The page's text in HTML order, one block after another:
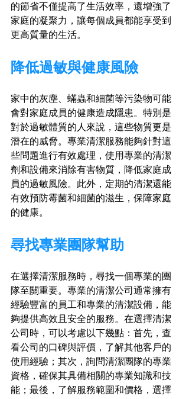
的節省不僅提高了生活效率，還增強了
家庭的凝聚力，讓每個成員都能享受到
更高質量的生活。
降低過敏與健康風險
家中的灰塵、蟎蟲和細菌等污染物可能
會對家庭成員的健康造成隱患。特別是
對於過敏體質的人來說，這些物質更是
潛在的威脅。專業清潔服務能夠針對這
些問題進行有效處理，使用專業的清潔
劑和設備來消除有害物質，降低家庭成
員的過敏風險。此外，定期的清潔還能
有效預防霉菌和細菌的滋生，保障家庭
的健康。
尋找專業團隊幫助
在選擇清潔服務時，尋找一個專業的團
隊至關重要。專業的清潔公司通常擁有
經驗豐富的員工和專業的清潔設備，能
夠提供高效且安全的服務。在選擇清潔
公司時，可以考慮以下幾點：首先，查
看公司的口碑與評價，了解其他客戶的
使用經驗；其次，詢問清潔團隊的專業
資格，確保其具備相關的專業知識和技
能；最後，了解服務範圍和價格，選擇